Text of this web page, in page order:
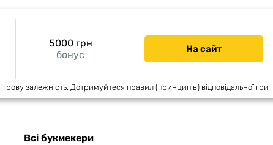
бонус
5000 грн На сайт
залежність. Дотримуйтеся правил (принципів) відповідальної гри
Всі букмекери